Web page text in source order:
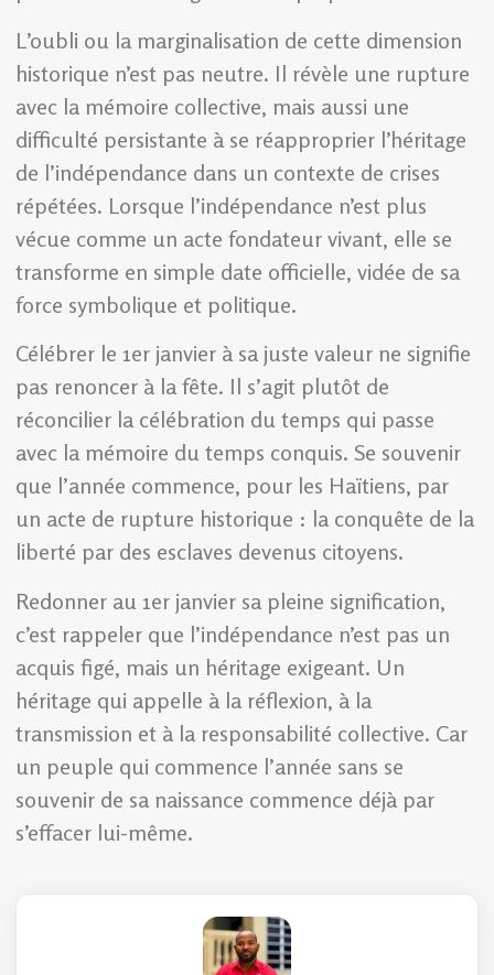
L’oubli ou la marginalisation de cette dimension
historique n’est pas neutre. Il révèle une rupture
avec la mémoire collective, mais aussi une
difficulté persistante à se réapproprier l’héritage
de l’indépendance dans un contexte de crises
répétées. Lorsque l’indépendance n’est plus
vécue comme un acte fondateur vivant, elle se
transforme en simple date officielle, vidée de sa
force symbolique et politique.
Célébrer le 1er janvier à sa juste valeur ne signifie
pas renoncer à la fête. Il s’agit plutôt de
réconcilier la célébration du temps qui passe
avec la mémoire du temps conquis. Se souvenir
que l’année commence, pour les Haïtiens, par
un acte de rupture historique : la conquête de la
liberté par des esclaves devenus citoyens.
Redonner au 1er janvier sa pleine signification,
c’est rappeler que l’indépendance n’est pas un
acquis figé, mais un héritage exigeant. Un
héritage qui appelle à la réflexion, à la
transmission et à la responsabilité collective. Car
un peuple qui commence l’année sans se
souvenir de sa naissance commence déjà par
s’effacer lui-même.